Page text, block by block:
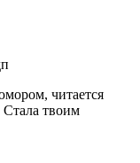
читается
твоим